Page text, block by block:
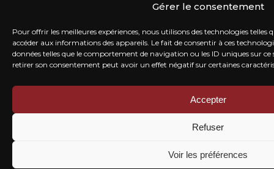
Gérer le consentement
Pour offrir les meilleures expériences, nous utilisons des technologies telles
accéder aux informations des appareils. Le fait de consentir à ces
données telles que le comportement de navigation ou les ID uniques sur ce
retirer son consentement peut avoir un effet négatif sur certaines
Accepter
Refuser
Voir les préférences